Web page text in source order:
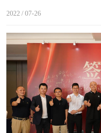
2022 / 07-26